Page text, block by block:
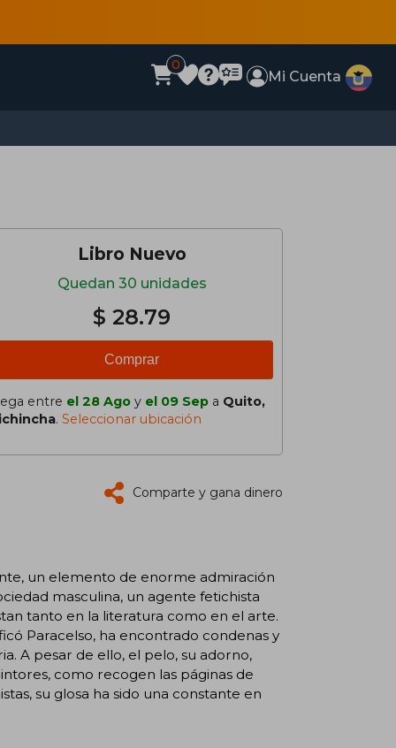
0
Mi Cuenta
Libro Nuevo
Quedan 30 unidades
$ 28.79
Comprar
entre el 28 Ago y el 09 Sep a Quito,
. Seleccionar ubicación
Comparte y gana dinero
un elemento de enorme admiración
masculina, un agente fetichista
tanto en la literatura como en el arte.
Paracelso, ha encontrado condenas y
A pesar de ello, el pelo, su adorno,
como recogen las páginas de
su glosa ha sido una constante en